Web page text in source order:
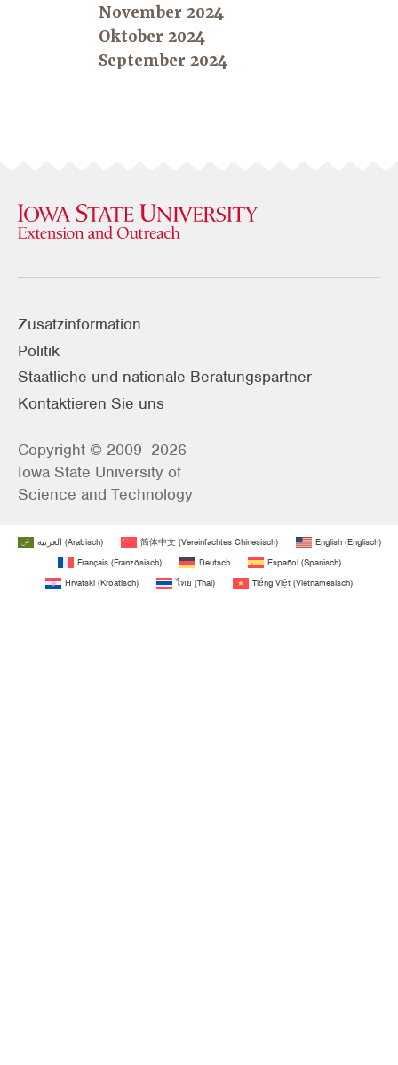
November 2024
Oktober 2024
September 2024
Zusatzinformation
Politik
Staatliche und nationale Beratungspartner
Kontaktieren Sie uns
Copyright © 2009–2026
Iowa State University of
Science and Technology
العربية (Arabisch) 简体中文(Vereinfachtes Chinesisch) English(Englisch)
Français(Französisch) Deutsch Español(Spanisch)
Hrvatski (Kroatisch) ไทย (Thai) Tiếng Việt (Vietnamesisch)